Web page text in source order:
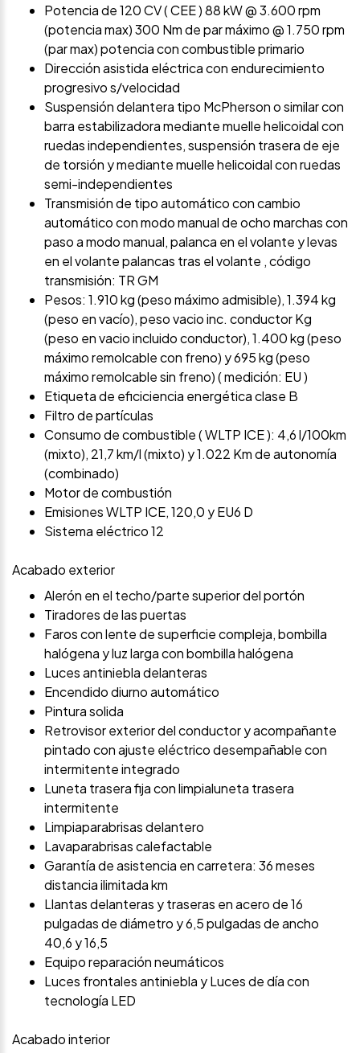
Potencia de 120 CV ( CEE ) 88 kW @ 3.600 rpm
(potencia max) 300 Nm de par máximo @ 1.750 rpm
(par max) potencia con combustible primario
Dirección asistida eléctrica con endurecimiento
progresivo s/velocidad
Suspensión delantera tipo McPherson o similar con
barra estabilizadora mediante muelle helicoidal con
ruedas independientes, suspensión trasera de eje
de torsión y mediante muelle helicoidal con ruedas
semi-independientes
Transmisión de tipo automático con cambio
automático con modo manual de ocho marchas con
paso a modo manual, palanca en el volante y levas
en el volante palancas tras el volante , código
transmisión: TR GM
Pesos: 1.910 kg (peso máximo admisible), 1.394 kg
(peso en vacío), peso vacio inc. conductor Kg
(peso en vacio incluido conductor), 1.400 kg (peso
máximo remolcable con freno) y 695 kg (peso
máximo remolcable sin freno) ( medición: EU )
Etiqueta de eficiciencia energética clase B
Filtro de partículas
Consumo de combustible ( WLTP ICE ): 4,6 l/100km
(mixto), 21,7 km/l (mixto) y 1.022 Km de autonomía
(combinado)
Motor de combustión
Emisiones WLTP ICE, 120,0 y EU6 D
Sistema eléctrico 12
Acabado exterior
Alerón en el techo/parte superior del portón
Tiradores de las puertas
Faros con lente de superficie compleja, bombilla
halógena y luz larga con bombilla halógena
Luces antiniebla delanteras
Encendido diurno automático
Pintura solida
Retrovisor exterior del conductor y acompañante
pintado con ajuste eléctrico desempañable con
intermitente integrado
Luneta trasera fija con limpialuneta trasera
intermitente
Limpiaparabrisas delantero
Lavaparabrisas calefactable
Garantía de asistencia en carretera: 36 meses
distancia ilimitada km
Llantas delanteras y traseras en acero de 16
pulgadas de diámetro y 6,5 pulgadas de ancho
40,6 y 16,5
Equipo reparación neumáticos
Luces frontales antiniebla y Luces de día con
tecnología LED
Acabado interior